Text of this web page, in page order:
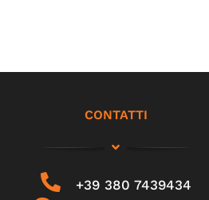
CONTATTI
+39 380 7439434